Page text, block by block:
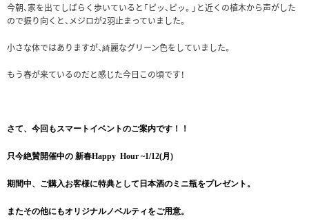
今朝、家を出てしばらく歩いていると「ピッ、ピッ。」と近くの植木から声がした
ので振り向くと、メジロが2羽止まっていました。
小さな体ではありますが、綺麗なグリーン色をしていました。
もう春が来ているのだと感じた今日この頃です！
さて、今回もスマートイベントのご案内です！！
只今絶賛開催中の 新春Happy Hour ~1/12(月)
期間中、ご購入お客様に特典として日本酒のミニ瓶をプレゼント。
またその他にもオリジナルノベルティをご用意。